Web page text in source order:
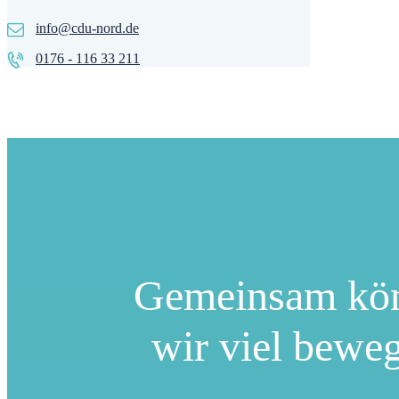
info@cdu-nord.de
0176 - 116 33 211
Gemeinsam
wir viel